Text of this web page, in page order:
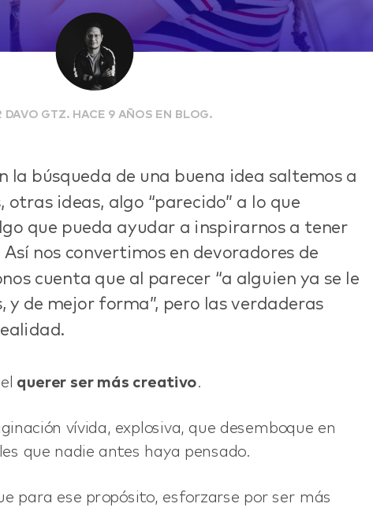
DAVO GTZ. HACE 9 AÑOS EN BLOG.
la búsqueda de una buena idea saltemos a
ideas, algo “parecido” a lo que
que pueda ayudar a inspirarnos a tener
Así nos convertimos en devoradores de
cuenta que al parecer “a alguien ya se le
y de mejor forma”, pero las verdaderas
querer ser más creativo.
vívida, explosiva, que desemboque en
que nadie antes haya pensado.
para ese propósito, esforzarse por ser más